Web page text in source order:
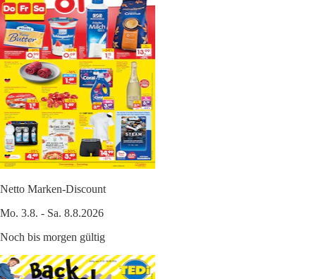
Netto Marken-Discount
Mo. 3.8. - Sa. 8.8.2026
Noch bis morgen gültig